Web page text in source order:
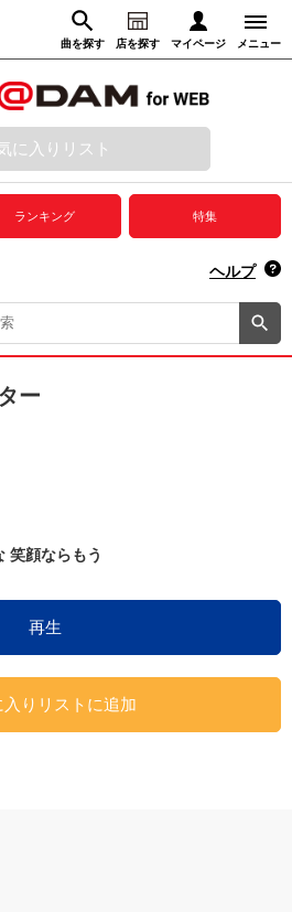
曲を探す 店を探す マイページ メニュー
録音からさがす
ログイン
ス
質問
曲・ランキングなど
新情報をチェック！
に入りリスト
ランキング 特集
ヘルプ
ー
笑顔ならもう
再生
入りリストに追加